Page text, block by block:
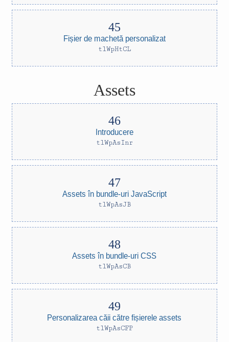
Fișier de machetă personalizat
tlWpHtCL
Assets
Introducere
tlWpAsInr
Assets în bundle-uri JavaScript
tlWpAsJB
Assets în bundle-uri CSS
tlWpAsCB
Personalizarea căii către fișierele assets
tlWpAsCFP